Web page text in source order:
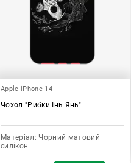
Apple iPhone 14
Чохол "Рибки Інь Янь"
Матеріал: Чорний матовий
силікон